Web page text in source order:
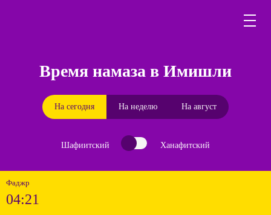
Время намаза в Имишли
На сегодня На неделю На август
Шафиитский Ханафитский
Фаджр
04:21